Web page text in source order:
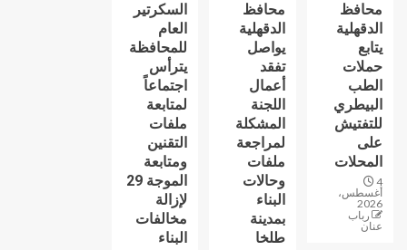
محافظ
الدقهلية
يتابع
حملات
الطب
البيطري
للتفتيش
على
المحلات
4
أغسطس،
2026
رباب
عنان
محافظ
الدقهلية
يواصل
تفقد
أعمال
اللجنة
المشكلة
لمراجعة
ملفات
وحالات
البناء
بمدينة
طلخا
السكرتير
العام
للمحافظة
يترأس
اجتماعاً
لمتابعة
ملفات
التقنين
ومتابعة
الموجة 29
لإزالة
مخالفات
البناء